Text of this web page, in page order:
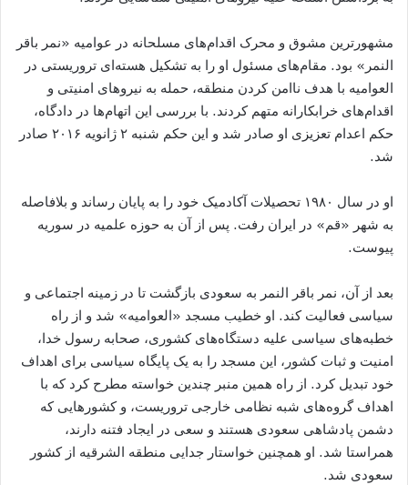
مشهور‌ترین مشوق و محرک اقدام‌های مسلحانه در عوامیه «نمر باقر
النمر» بود. مقام‌های مسئول او را به تشکیل هسته‌ای تروریستی در
العوامیه با هدف نا‌امن کردن منطقه، حمله به نیروهای امنیتی و
اقدام‌های خرابکارانه متهم کردند. با بررسی این اتهام‌ها در دادگاه،
حکم اعدام تعزیزی او صادر شد و این حکم شنبه ۲ ژانویه ۲۰۱۶ صادر
شد.
او در سال ۱۹۸۰ تحصیلات آکادمیک خود را به پایان رساند و بلافاصله
به شهر «قم» در ایران رفت. پس از آن به حوزه علمیه در سوریه
پیوست.
بعد از آن، نمر باقر النمر به سعودی بازگشت تا در زمینه اجتماعی و
سیاسی فعالیت کند. او خطیب مسجد «العوامیه» شد و از راه
خطبه‌های سیاسی علیه دستگاه‌های کشوری، صحابه رسول خدا،
امنیت و ثبات کشور، این مسجد را به یک پایگاه سیاسی برای اهداف
خود تبدیل کرد. از راه همین منبر چندین خواسته مطرح کرد که با
اهداف گروه‌های شبه نظامی خارجی تروریست، و کشورهایی که
دشمن پادشاهی سعودی هستند و سعی در ایجاد فتنه دارند،
همراستا شد. او همچنین خواستار جدایی منطقه الشرقیه از کشور
سعودی شد.